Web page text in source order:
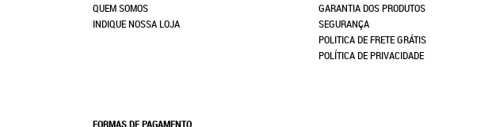
QUEM SOMOS
INDIQUE NOSSA LOJA
GARANTIA DOS PRODUTOS
SEGURANÇA
POLITICA DE FRETE GRÁTIS
POLÍTICA DE PRIVACIDADE
FORMAS DE PAGAMENTO